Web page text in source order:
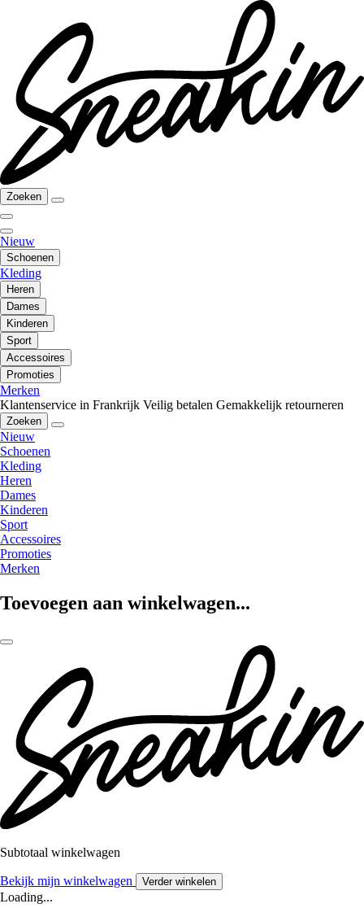
Zoeken
Nieuw
Schoenen
Kleding
Heren
Dames
Kinderen
Sport
Accessoires
Promoties
Merken
Klantenservice in Frankrijk Veilig betalen Gemakkelijk retourneren
Zoeken
Nieuw
Schoenen
Kleding
Heren
Dames
Kinderen
Sport
Accessoires
Promoties
Merken
Toevoegen aan winkelwagen...
Subtotaal winkelwagen
Bekijk mijn winkelwagen Verder winkelen
Loading...